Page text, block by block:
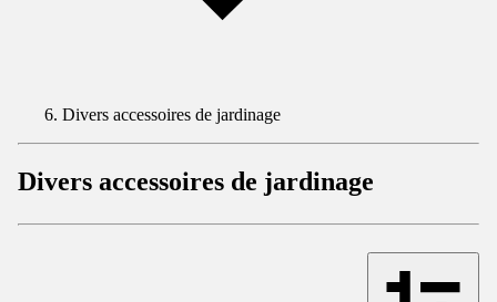
Divers accessoires de jardinage
Divers accessoires de jardinage